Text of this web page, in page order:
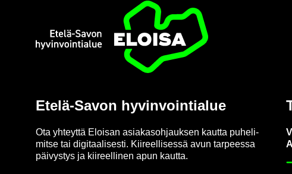
Etusi­vu
Etelä-​Savon hy­vin­voin­tia­lue
Ota yh­teyt­tä Eloi­san asia­kas­oh­jauk­sen kaut­ta pu­he­li­
mit­se tai di­gi­taa­li­ses­ti. Kii­reel­li­ses­sä avun tar­pees­sa
päi­vys­tys ja kii­reel­li­nen apun kaut­ta.